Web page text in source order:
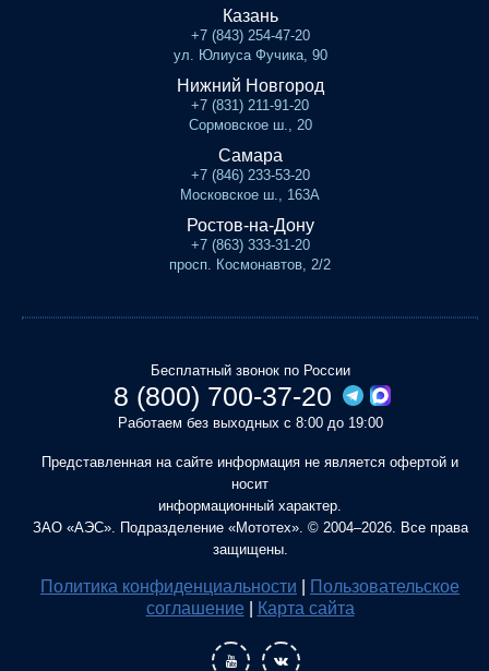
Казань
+7 (843) 254-47-20
ул. Юлиуса Фучика, 90
Нижний Новгород
+7 (831) 211-91-20
Сормовское ш., 20
Самара
+7 (846) 233-53-20
Московское ш., 163А
Ростов-на-Дону
+7 (863) 333-31-20
просп. Космонавтов, 2/2
Бесплатный звонок по России
8 (800) 700-37-20
Работаем без выходных с 8:00 до 19:00
Представленная на сайте информация не является офертой и
носит
информационный характер.
ЗАО «АЭС». Подразделение «Мототех». © 2004–2026. Все права
защищены.
Политика конфиденциальности
Пользовательское
соглашение
Карта сайта